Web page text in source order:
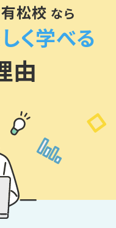
有松校 なら
く学べる
由